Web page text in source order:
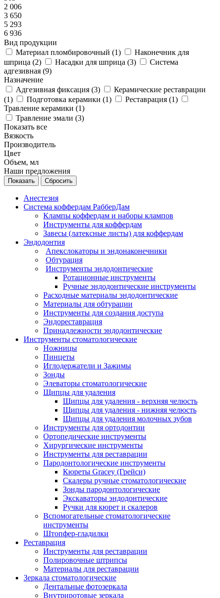
2 006
3 650
5 293
6 936
Вид продукции
Материал пломбировочный (1)
Наконечник для
шприца (2) Насадки для шприца (3)
Система
адгезивная (9)
Назначение
Адгезивная фиксация (3)
Керамические реставрации
(1) Подготовка керамики (1) Реставрация (1)
Травление керамики (1)
Травление эмали (3)
Показать все
Вязкость
Производитель
Цвет
Объем, мл
Наши предложения
Сбросить
Анестезия
Система коффердам РабберДам
Клампы коффердам и наборы клампов
Инструменты для коффердам
Завесы (латексные листы) для коффердам
Эндодонтия
Апекслокаторы и эндонаконечники
Обтурация
Инструменты эндодонтические
Ротационные инструменты
Ручные эндодонтические инструменты
Расходные материалы эндодонтические
Материалы для обтурации
Инструменты для создания доступа
Эндореставрация
Принадлежности эндодонтические
Инструменты стоматологические
Ножницы
Пинцеты
Иглодержатели и Зажимы
Зонды
Элеваторы стоматологические
Щипцы для удаления
Щипцы для удаления - верхняя челюсть
Щипцы для удаления - нижняя челюсть
Щипцы для удаления молочных зубов
Инструменты для ортодонтии
Ортопедические инструменты
Хирургические инструменты
Инструменты для реставрации
Пародонтологические инструменты
Кюреты Gracey (Грейси)
Скалеры ручные стоматологические
Зонды пародонтологические
Экскаваторы эндодонтические
Ручки для кюрет и скалеров
Вспомогательные стоматологические
инструменты
Штопфер-гладилки
Реставрация
Инструменты для реставрации
Полировочные штрипсы
Материалы для реставрации
Зеркала стоматологические
Дентальные фотозеркала
Внутриротовые зеркала